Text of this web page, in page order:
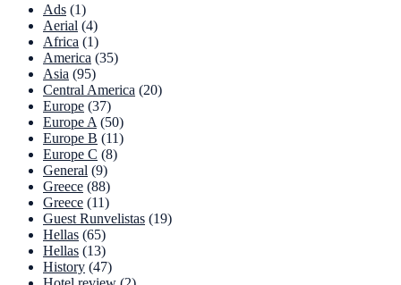
Ads (1)
Aerial (4)
Africa (1)
America (35)
Asia (95)
Central America (20)
Europe (37)
Europe A (50)
Europe B (11)
Europe C (8)
General (9)
Greece (88)
Greece (11)
Guest Runvelistas (19)
Hellas (65)
Hellas (13)
History (47)